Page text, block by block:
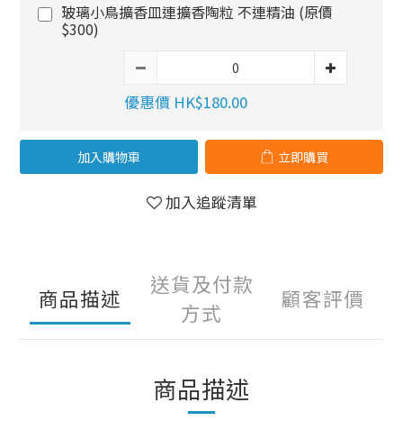
玻璃小鳥擴香皿連擴香陶粒 不連精油 (原價
$300)
優惠價 HK$180.00
加入購物車 立即購買
加入追蹤清單
商品描述
送貨及付款
方式
顧客評價
商品描述